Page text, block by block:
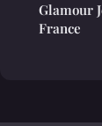
Glamour
France